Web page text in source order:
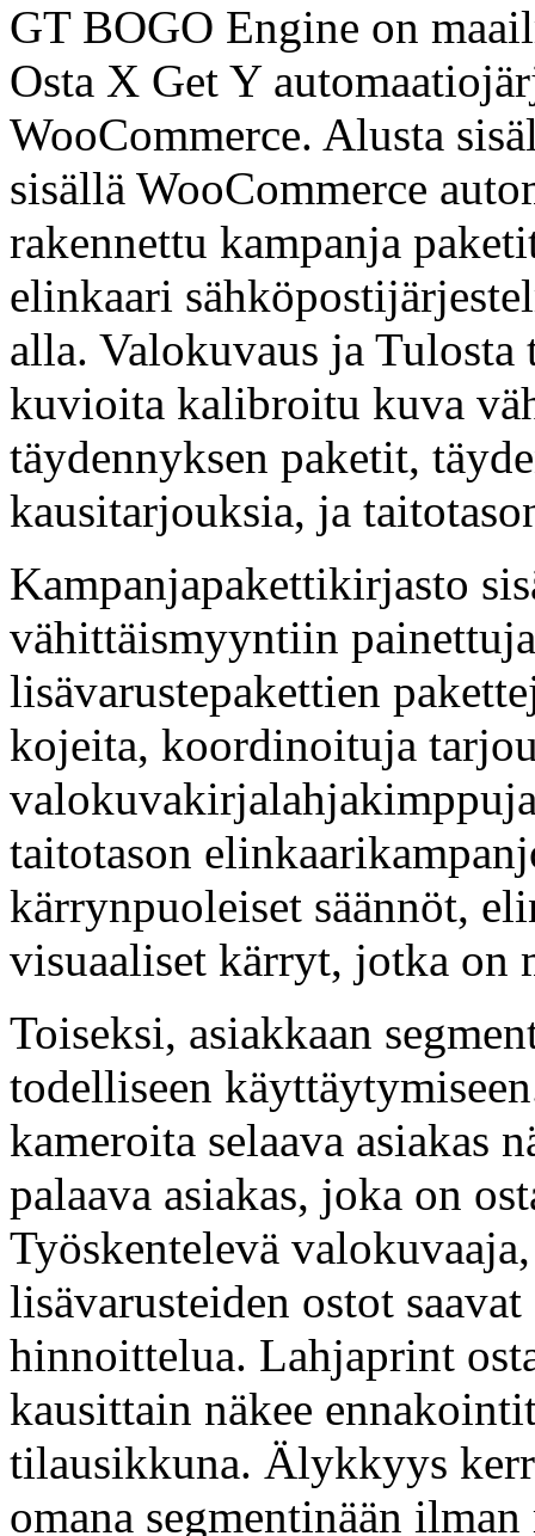
GT BOGO Engine on
Osta X Get Y
WooCommerce. Alusta
sisällä WooCommerce
rakennettu kampanja
elinkaari
alla. Valokuvaus ja
kuvioita kalibroitu kuva
täydennyksen paketit,
kausitarjouksia, ja
Kampanjapakettikirjasto
vähittäismyyntiin
lisävarustepakettien
kojeita, koordinoituja
taitotason
kärrynpuoleiset säännöt,
visuaaliset kärryt, jotka on
Toiseksi, asiakkaan
todelliseen
kameroita selaava asiakas
palaava asiakas, joka on
Työskentelevä
lisävarusteiden ostot
hinnoittelua. Lahjaprint
kausittain näkee
tilausikkuna. Älykkyys
omana segmentinään